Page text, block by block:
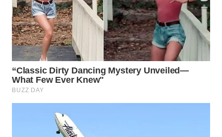
WN
PADANG
LAWAS
WN
SUMEDANG
WN
CIANJUR